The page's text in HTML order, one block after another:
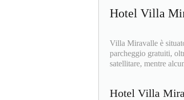
Hotel Villa
Villa Miravalle è
parcheggio gratuiti,
satellitare, mentre
Hotel Villa